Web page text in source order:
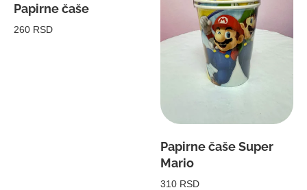
Papirne čaše
260 RSD
Papirne čaše Super
Mario
310 RSD